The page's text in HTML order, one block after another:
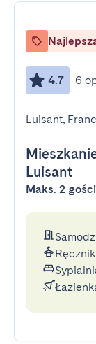
4.7 6
Luisant,
Luisant
Maks. 2